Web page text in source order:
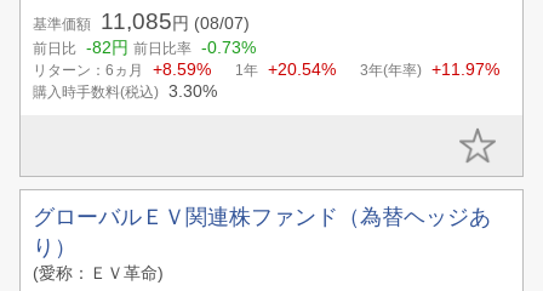
基準価額 11,085 円 (08/07)
前日比 -82円 前日比率 -0.73%
リターン：6ヵ月 +8.59% 1年 +20.54% 3年(年率) +11.97%
購入時手数料(税込) 3.30%
グローバルＥＶ関連株ファンド（為替ヘッジあ
り）
(愛称：ＥＶ革命)